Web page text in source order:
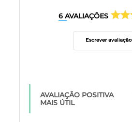
6 AVALIAÇÕES
Escrever avaliação
AVALIAÇÃO POSITIVA
MAIS ÚTIL